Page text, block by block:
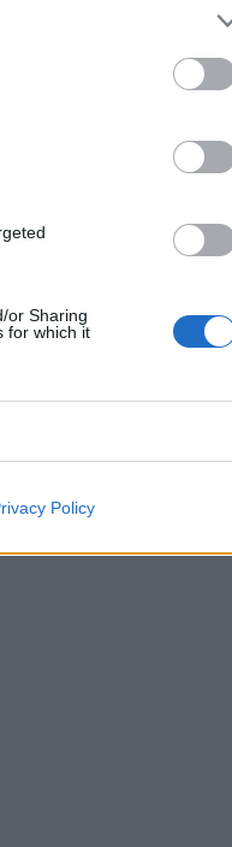
or Sharing
for which it
Policy